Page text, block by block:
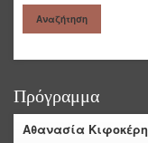
Πρόγραμμα
Αθανασία Κιφοκέρη